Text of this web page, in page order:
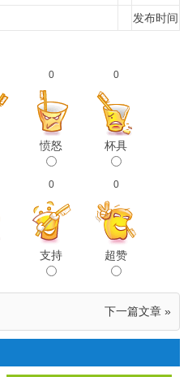
发布时间
0
愤怒
0
杯具
0
支持
0
超赞
下一篇文章 »